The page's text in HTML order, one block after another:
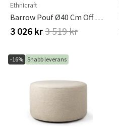
Ethnicraft
Barrow Pouf Ø40 Cm Off White
3 026 kr3 519 kr
-16% Snabb leverans